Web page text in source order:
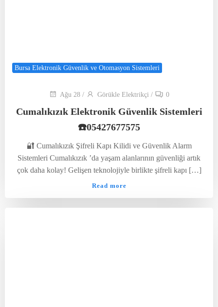
Bursa Elektronik Güvenlik ve Otomasyon Sistemleri
Ağu 28 / Görükle Elektrikçi / 0
Cumalıkızık Elektronik Güvenlik Sistemleri
☎️05427677575
🔐 Cumalıkızık Şifreli Kapı Kilidi ve Güvenlik Alarm
Sistemleri Cumalıkızık ’da yaşam alanlarının güvenliği artık
çok daha kolay! Gelişen teknolojiyle birlikte şifreli kapı […]
Read more